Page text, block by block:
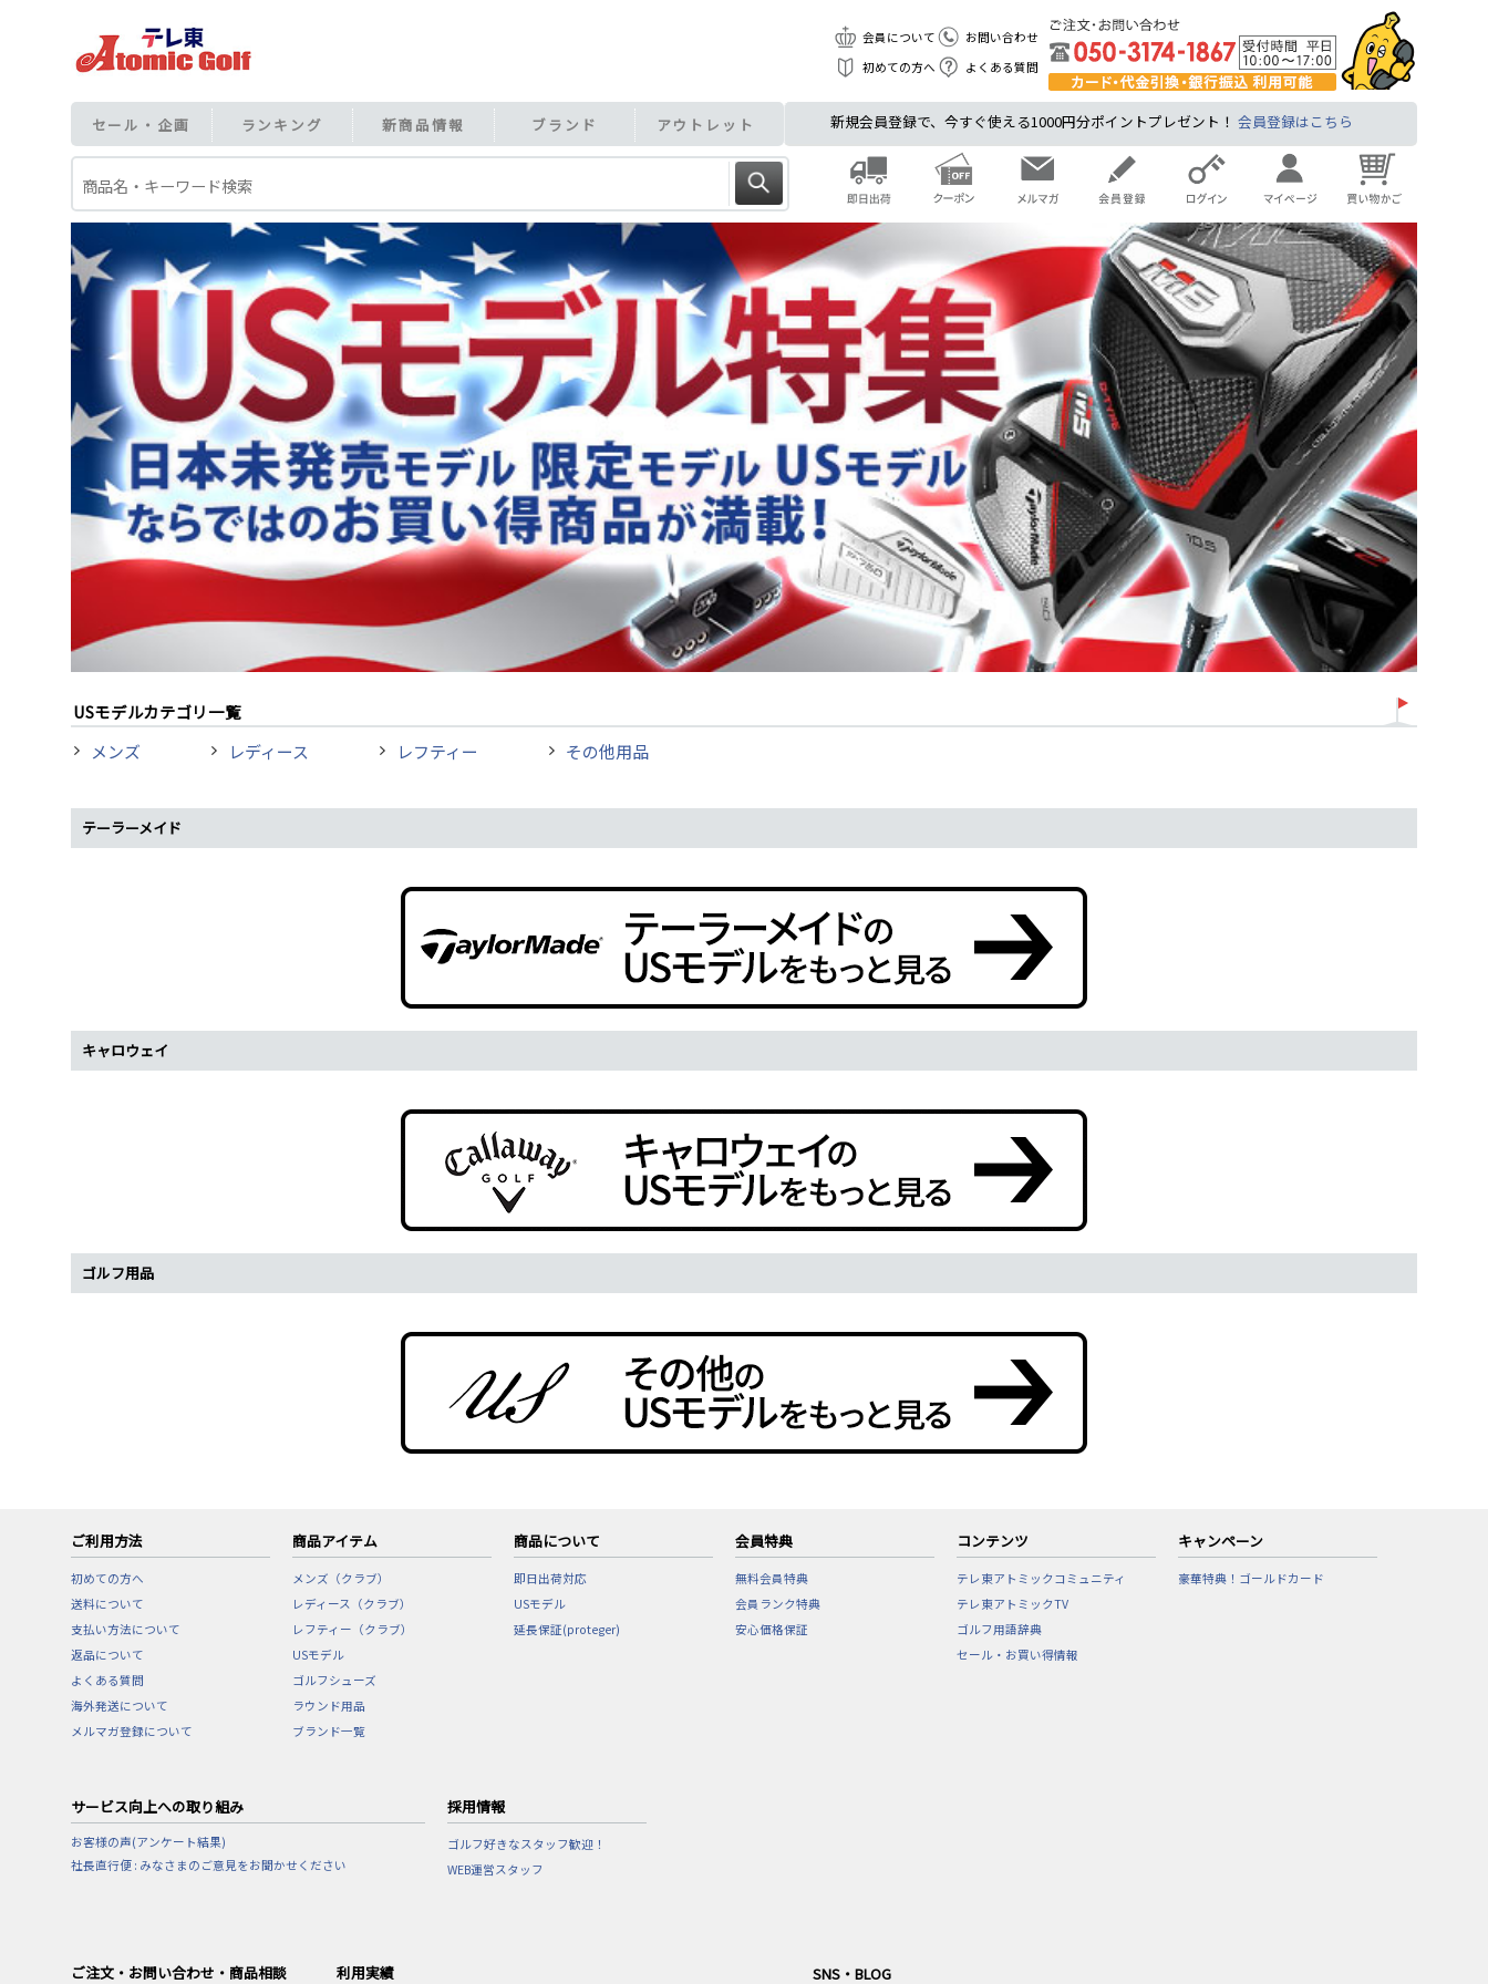
会員について
お問い合わせ
初めての方へ
よくある質問
セール・企画 ランキング 新商品情報 ブランド アウトレット 新規会員登録で、今すぐ使える1000円分ポイントプレゼント！ 会員登録はこちら
USモデルカテゴリ一覧
メンズ
レディース レフティー その他用品
テーラーメイド
キャロウェイ
ゴルフ用品
ご利用方法
初めての方へ
送料について
支払い方法について
返品について
よくある質問
海外発送について
メルマガ登録について
商品アイテム
メンズ（クラブ）
レディース（クラブ）
レフティー（クラブ）
USモデル
ゴルフシューズ
ラウンド用品
ブランド一覧
商品について
即日出荷対応
USモデル
延長保証(proteger)
会員特典
無料会員特典
会員ランク特典
安心価格保証
コンテンツ
テレ東アトミックコミュニティ
テレ東アトミックTV
ゴルフ用語辞典
セール・お買い得情報
キャンペーン
豪華特典！ゴールドカード
サービス向上への取り組み
お客様の声(アンケート結果)
社長直行便 : みなさまのご意見をお聞かせください
採用情報
ゴルフ好きなスタッフ歓迎！
WEB運営スタッフ
ご注文・お問い合わせ・商品相談 利用実績 SNS・BLOG